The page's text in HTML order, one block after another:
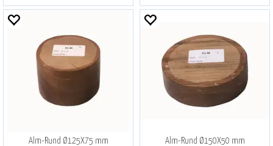
Alm-Rund Ø125X75 mm Alm-Rund Ø150X50 mm